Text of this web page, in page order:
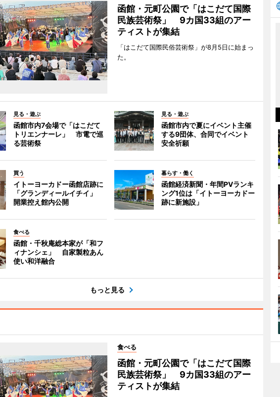
函館・元町公園で「はこだて国際
民族芸術祭」 9カ国33組のアー
ティストが集結
「はこだて国際民俗芸術祭」が8月5日に始まっ
た。
見る・遊ぶ
函館市内7会場で「はこだて
トリエンナーレ」 市電で巡
る芸術祭
見る・遊ぶ
函館市内で夏にイベント主催
する9団体、合同でイベント
安全祈願
買う
イトーヨーカドー函館店跡に
「グランディールイチイ」
開業控え館内公開
暮らす・働く
函館経済新聞・年間PVランキ
ング1位は「イトーヨーカドー
跡に新施設」
食べる
函館・千秋庵総本家が「和フ
ィナンシェ」 自家製粒あん
使い和洋融合
もっと見る
食べる
函館・元町公園で「はこだて国際
民族芸術祭」 9カ国33組のアー
ティストが集結